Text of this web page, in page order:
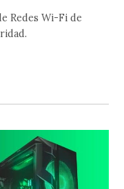
Redes Wi-Fi de